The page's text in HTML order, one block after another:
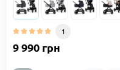
1
9 990 грн